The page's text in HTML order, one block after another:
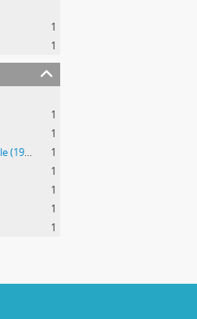
1
1
1
1
Junta Militar de Gobierno de Chile (1973-1990)
1
1
1
1
1